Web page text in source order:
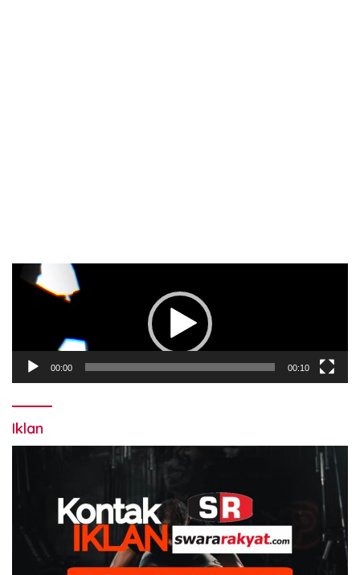
Pemutar
Video
00:00 00:10
Iklan